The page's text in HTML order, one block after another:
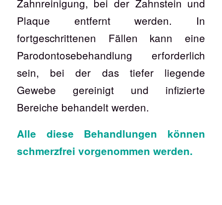
Zahnreinigung, bei der Zahnstein und
Plaque entfernt werden. In
fortgeschrittenen Fällen kann eine
Parodontosebehandlung erforderlich
sein, bei der das tiefer liegende
Gewebe gereinigt und infizierte
Bereiche behandelt werden.
Alle diese Behandlungen können
schmerzfrei vorgenommen werden.